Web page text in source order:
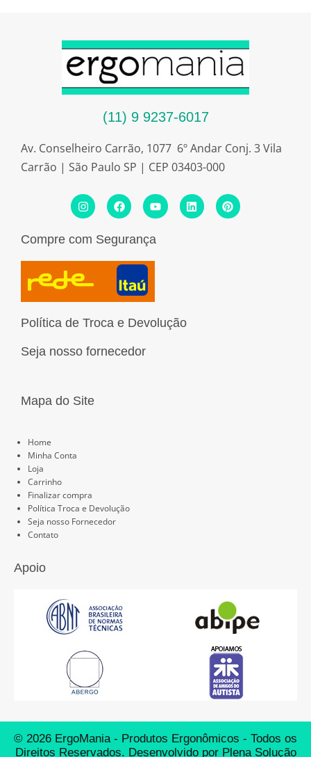
(11) 9 9237-6017
Av. Conselheiro Carrão, 1077 6º Andar Conj. 3 Vila
Carrão | São Paulo SP | CEP 03403-000
I
n
s
a
a
m
F
a
c
b
o
Y
o
u
u
L
i
n
P
i
n
Compre com Segurança
Política de Troca e Devolução
Seja nosso fornecedor
Mapa do Site
Home
Minha Conta
Loja
Carrinho
Finalizar compra
Política Troca e Devolução
Seja nosso Fornecedor
Contato
Apoio
© 2026 ErgoMania - Produtos Ergonômicos - Todos os
Direitos Reservados. Desenvolvido porPlena Solução